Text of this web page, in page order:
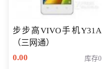
步步高VIVO手机Y31A
（三网通）
0.00
库存0